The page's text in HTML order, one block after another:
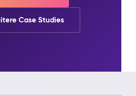
Case Studies